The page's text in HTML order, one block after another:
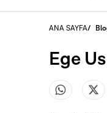
ANA SAYFA/
Ege